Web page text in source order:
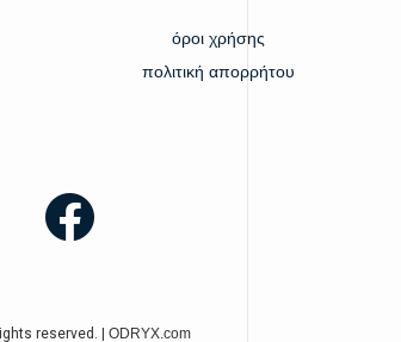
όροι χρήσης
πολιτική απορρήτου
reserved. ODRYX.com